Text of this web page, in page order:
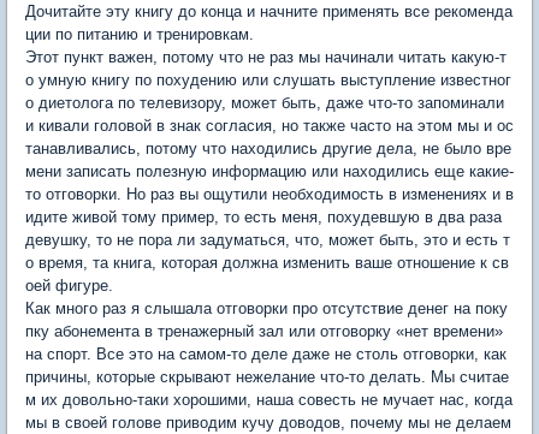
Дочитайте эту книгу до конца и начните применять все рекоменда
ции по питанию и тренировкам.
Этот пункт важен, потому что не раз мы начинали читать какую-т
о умную книгу по похудению или слушать выступление известног
о диетолога по телевизору, может быть, даже что-то запоминали
и кивали головой в знак согласия, но также часто на этом мы и ос
танавливались, потому что находились другие дела, не было вре
мени записать полезную информацию или находились еще какие-
то отговорки. Но раз вы ощутили необходимость в изменениях и в
идите живой тому пример, то есть меня, похудевшую в два раза
девушку, то не пора ли задуматься, что, может быть, это и есть т
о время, та книга, которая должна изменить ваше отношение к св
оей фигуре.
Как много раз я слышала отговорки про отсутствие денег на поку
пку абонемента в тренажерный зал или отговорку «нет времени»
на спорт. Все это на самом-то деле даже не столь отговорки, как
причины, которые скрывают нежелание что-то делать. Мы считае
м их довольно-таки хорошими, наша совесть не мучает нас, когда
мы в своей голове приводим кучу доводов, почему мы не делаем